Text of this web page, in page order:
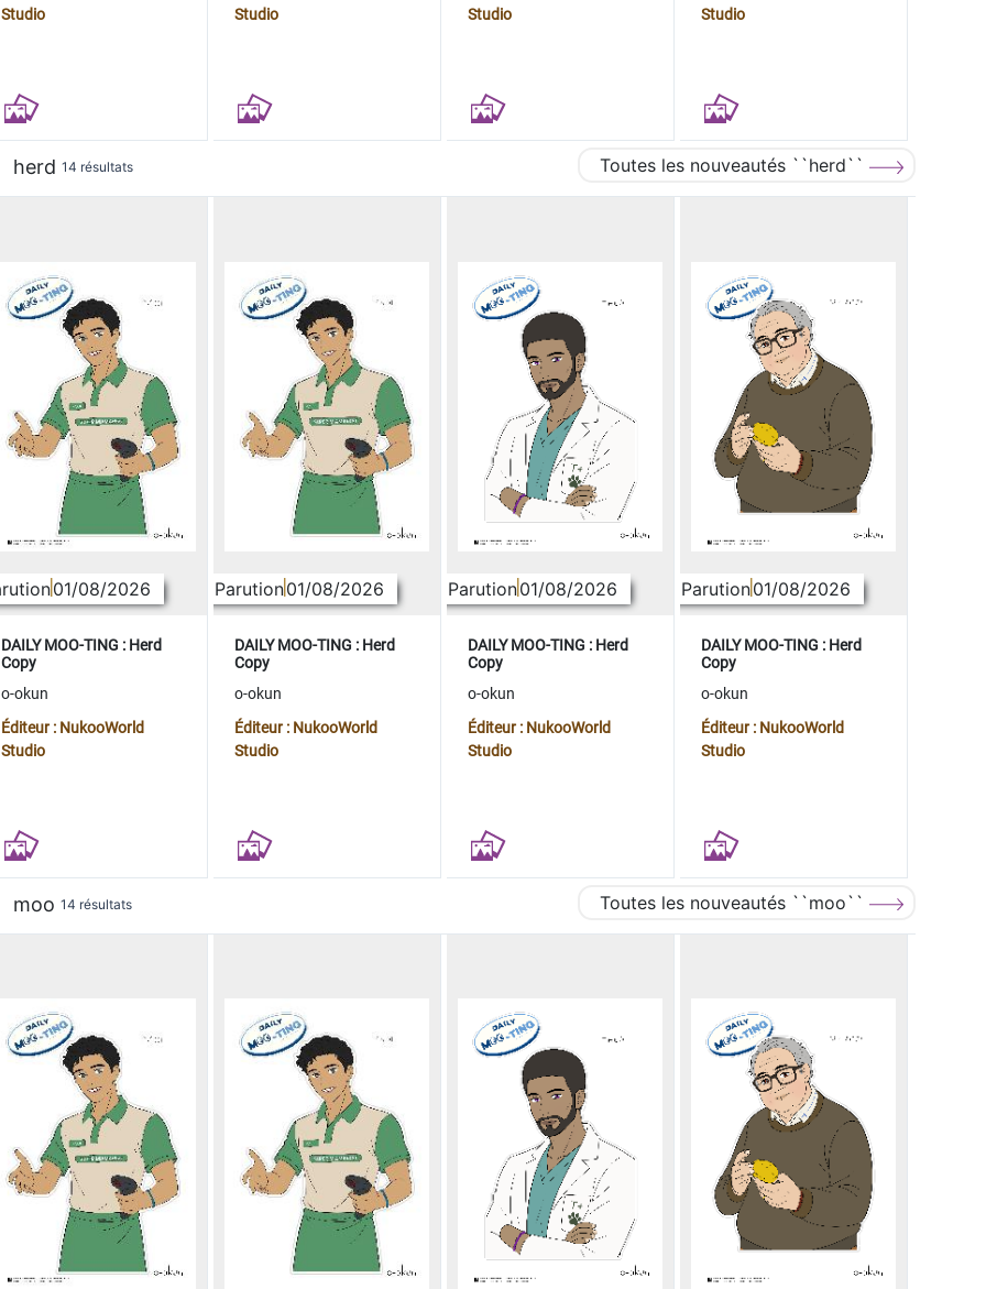
Studio
Studio
Studio
Studio
herd 14 résultats Toutes les nouveautés ``herd``
01/08/2026
DAILY MOO-TING : Herd
Copy
o-okun
Éditeur : NukooWorld
Studio
Parution01/08/2026
DAILY MOO-TING : Herd
Copy
o-okun
Éditeur : NukooWorld
Studio
Parution01/08/2026
DAILY MOO-TING : Herd
Copy
o-okun
Éditeur : NukooWorld
Studio
Parution01/08/2026
DAILY MOO-TING : Herd
Copy
o-okun
Éditeur : NukooWorld
Studio
moo 14 résultats Toutes les nouveautés ``moo``